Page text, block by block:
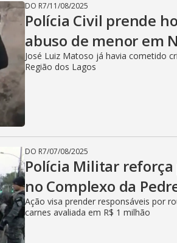
DO R7/11/08/2025
Polícia Civil prende
abuso de menor em
José Luiz Matoso já havia cometido
Região dos Lagos
DO R7/07/08/2025
Polícia Militar reforça
no Complexo da
Ação visa prender responsáveis por
carnes avaliada em R$ 1 milhão